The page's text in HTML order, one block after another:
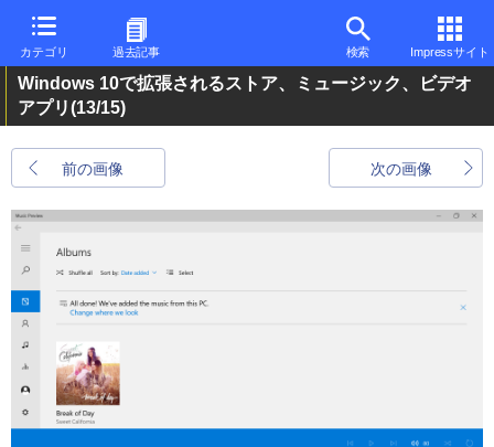
カテゴリ 過去記事 検索 Impressサイト
Windows 10で拡張されるストア、ミュージック、ビデオ
アプリ(13/15)
前の画像 次の画像